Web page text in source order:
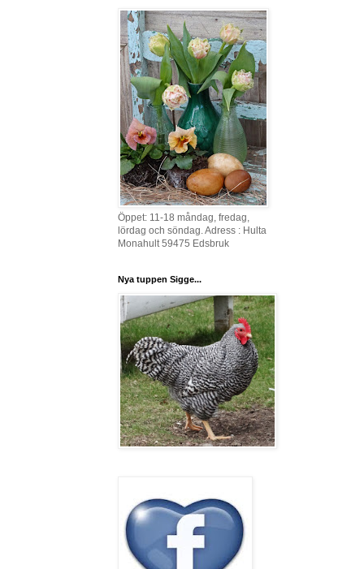
Öppet: 11-18 måndag, fredag,
lördag och söndag. Adress : Hulta
Monahult 59475 Edsbruk
Nya tuppen Sigge...